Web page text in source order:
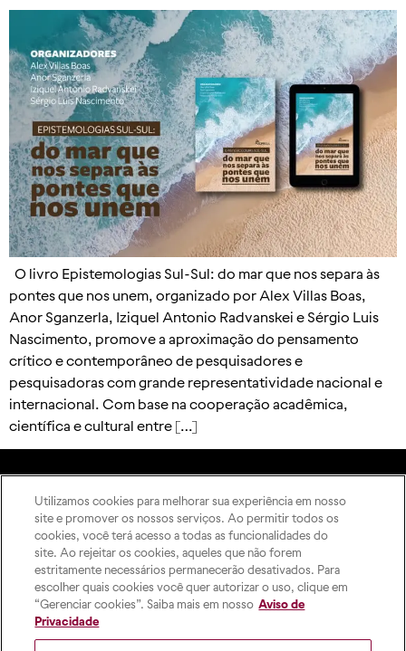
O livro Epistemologias Sul-Sul: do mar que nos separa às
pontes que nos unem, organizado por Alex Villas Boas,
Anor Sganzerla, Iziquel Antonio Radvanskei e Sérgio Luis
Nascimento, promove a aproximação do pensamento
crítico e contemporâneo de pesquisadores e
pesquisadoras com grande representatividade nacional e
internacional. Com base na cooperação acadêmica,
científica e cultural entre […]
Rua Imaculada Conceição,
1155 – Prado Velho,
Curitiba – PR, 80215-901
Das 8h às 17h, de segunda a
sexta-feira
pucpress@pucpr.br
+55 (41) 9 9860-2728
A Editora
Como publicar
ODS
Contato
Utilizamos cookies para melhorar sua experiência em nosso
site e promover os nossos serviços. Ao permitir todos os
cookies, você terá acesso a todas as funcionalidades do
site. Ao rejeitar os cookies, aqueles que não forem
estritamente necessários permanecerão desativados. Para
escolher quais cookies você quer autorizar o uso, clique em
“Gerenciar cookies”. Saiba mais em nosso Aviso de
Privacidade